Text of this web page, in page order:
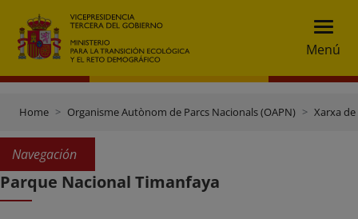
Menú
Home Organisme Autònom de Parcs Nacionals (OAPN) Xarxa
Navegación
Parque Nacional Timanfaya